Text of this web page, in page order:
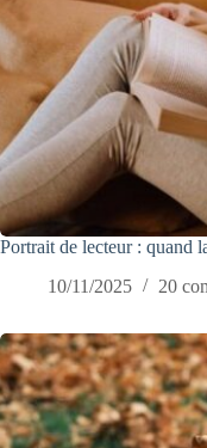
Portrait de lecteur : quand
10/11/2025
20